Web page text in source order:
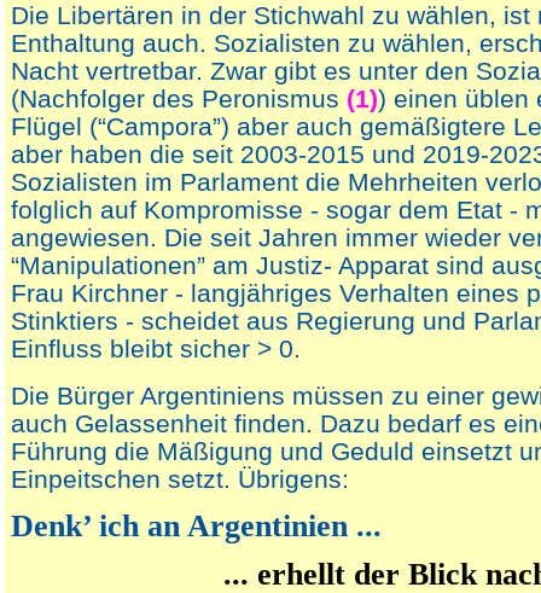
Die Libertären in der Stichwahl zu wählen, ist
Enthaltung auch. Sozialisten zu wählen,
Nacht vertretbar. Zwar gibt es unter den
(Nachfolger des Peronismus (1)) einen üblen
Flügel (“Campora”) aber auch gemäßigtere
aber haben die seit 2003-2015 und 2019-
Sozialisten im Parlament die Mehrheiten
folglich auf Kompromisse - sogar dem Etat -
angewiesen. Die seit Jahren immer wieder
“Manipulationen” am Justiz- Apparat sind
Frau Kirchner - langjähriges Verhalten eines
Stinktiers - scheidet aus Regierung und
Einfluss bleibt sicher > 0.
Die Bürger Argentiniens müssen zu einer
auch Gelassenheit finden. Dazu bedarf es
Führung die Mäßigung und Geduld einsetzt
Einpeitschen setzt. Übrigens:
Denk’ ich an Argentinien ...
... erhellt der Blick